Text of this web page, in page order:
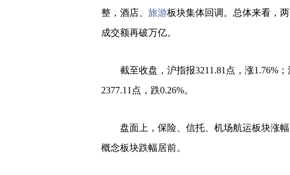
整，酒店、 旅游板块集体回调。总体来看，
成交额再破万亿。
截至收盘，沪指报3211.81点，涨1.76%
2377.11点，跌0.26%。
盘面上，保险、信托、机场航运板块涨
概念板块跌幅居前。